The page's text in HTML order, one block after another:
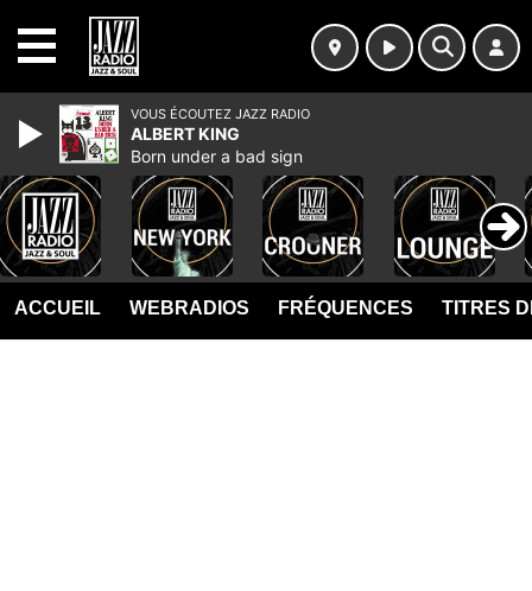
ACCUEIL WEBRADIOS FRÉQUENCES TITRES
VOUS ÉCOUTEZ JAZZ RADIO
ALBERT KING
Born under a bad sign